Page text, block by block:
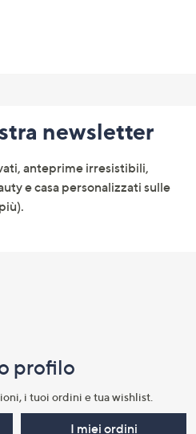
newsletter
anteprime irresistibili,
e casa personalizzati sulle
profilo​
i tuoi ordini e tua wishlist.​
I miei ordini